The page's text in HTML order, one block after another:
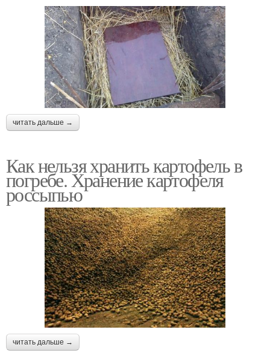
читать дальше →
Как нельзя хранить картофель в
погребе. Хранение картофеля
россыпью
читать дальше →